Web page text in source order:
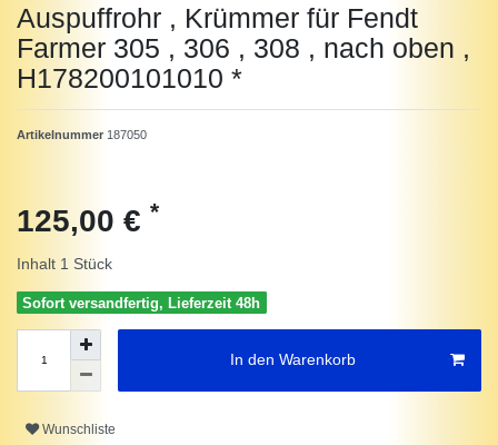
Auspuffrohr , Krümmer für Fendt
Farmer 305 , 306 , 308 , nach oben ,
H178200101010 *
Artikelnummer 187050
125,00 € *
Inhalt 1 Stück
Sofort versandfertig, Lieferzeit 48h
In den Warenkorb
Wunschliste